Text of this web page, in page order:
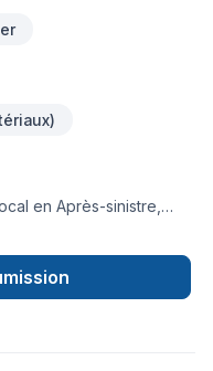
en Après-sinistre,
Isolation mur,
Revêtement extérieur,
de